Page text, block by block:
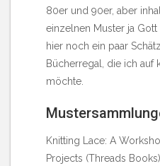
80er und 90er, aber
einzelnen Muster ja
hier noch ein paar
Bücherregal, die ich auf
möchte.
Knitting Lace: A
Projects (Threads